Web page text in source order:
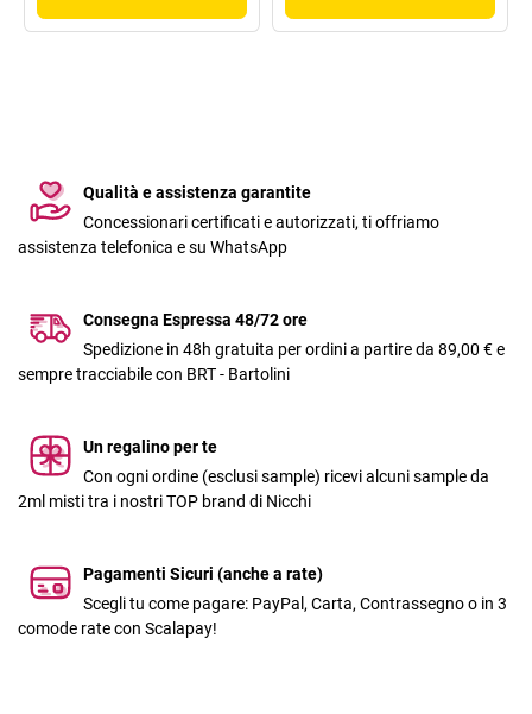
Qualità e assistenza garantite
Concessionari certificati e autorizzati, ti offriamo
assistenza telefonica e su WhatsApp
Consegna Espressa 48/72 ore
Spedizione in 48h gratuita per ordini a partire da 89,00 € e
sempre tracciabile con BRT - Bartolini
Un regalino per te
Con ogni ordine (esclusi sample) ricevi alcuni sample da
2ml misti tra i nostri TOP brand di Nicchi
Pagamenti Sicuri (anche a rate)
Scegli tu come pagare: PayPal, Carta, Contrassegno o in 3
comode rate con Scalapay!